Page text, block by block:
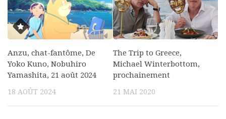
Anzu, chat-fantôme, De
Yoko Kuno, Nobuhiro
Yamashita, 21 août 2024
18 AOÛT 2024
The Trip to Greece,
Michael Winterbottom,
prochainement
21 MAI 2020